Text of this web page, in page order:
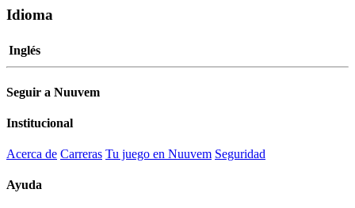
Idioma
Inglés
Seguir a Nuuvem
Institucional
Acerca de Carreras Tu juego en Nuuvem Seguridad
Ayuda